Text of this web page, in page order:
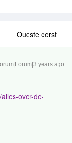
Oudste eerst
years ago
over-de-